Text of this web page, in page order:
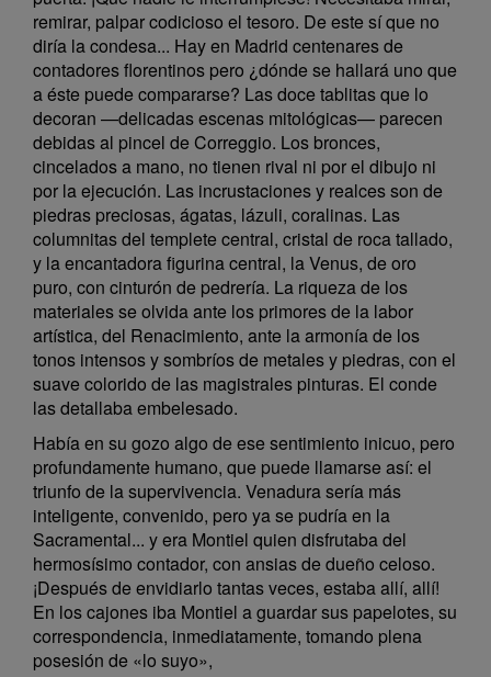
remirar, palpar codicioso el tesoro. De este sí que no
diría la condesa... Hay en Madrid centenares de
contadores florentinos pero ¿dónde se hallará uno que
a éste puede compararse? Las doce tablitas que lo
decoran —delicadas escenas mitológicas— parecen
debidas al pincel de Correggio. Los bronces,
cincelados a mano, no tienen rival ni por el dibujo ni
por la ejecución. Las incrustaciones y realces son de
piedras preciosas, ágatas, lázuli, coralinas. Las
columnitas del templete central, cristal de roca tallado,
y la encantadora figurina central, la Venus, de oro
puro, con cinturón de pedrería. La riqueza de los
materiales se olvida ante los primores de la labor
artística, del Renacimiento, ante la armonía de los
tonos intensos y sombríos de metales y piedras, con el
suave colorido de las magistrales pinturas. El conde
las detallaba embelesado.
Había en su gozo algo de ese sentimiento inicuo, pero
profundamente humano, que puede llamarse así: el
triunfo de la supervivencia. Venadura sería más
inteligente, convenido, pero ya se pudría en la
Sacramental... y era Montiel quien disfrutaba del
hermosísimo contador, con ansias de dueño celoso.
¡Después de envidiarlo tantas veces, estaba allí, allí!
En los cajones iba Montiel a guardar sus papelotes, su
correspondencia, inmediatamente, tomando plena
posesión de «lo suyo»,